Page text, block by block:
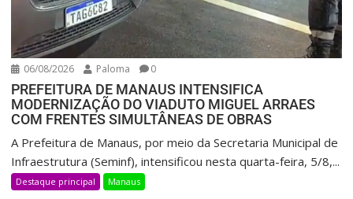
06/08/2026 Paloma 0
PREFEITURA DE MANAUS INTENSIFICA
MODERNIZAÇÃO DO VIADUTO MIGUEL ARRAES
COM FRENTES SIMULTÂNEAS DE OBRAS
A Prefeitura de Manaus, por meio da Secretaria Municipal de
Infraestrutura (Seminf), intensificou nesta quarta-feira, 5/8,...
Destaque principal Manaus